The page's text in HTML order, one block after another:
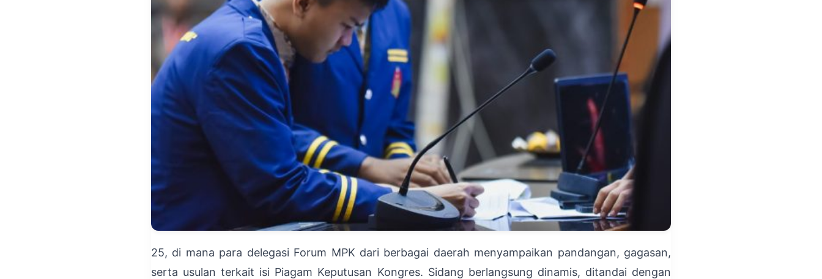
25, di mana para delegasi Forum MPK dari berbagai daerah menyampaikan pandangan, gagasan,
serta usulan terkait isi Piagam Keputusan Kongres. Sidang berlangsung dinamis, ditandai dengan